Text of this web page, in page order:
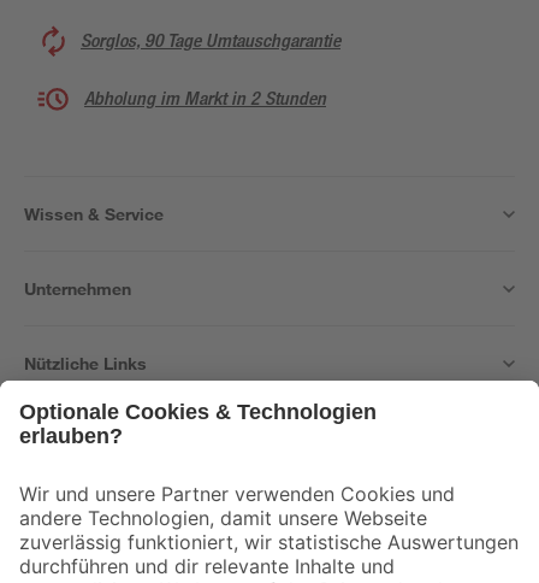
Sorglos, 90 Tage Umtauschgarantie
Abholung im Markt in 2 Stunden
Wissen & Service
Unternehmen
Nützliche Links
Der toom Newsletter: Keine Angebote und Aktionen mehr verpassen!
Zur Newsletter Anmeldung